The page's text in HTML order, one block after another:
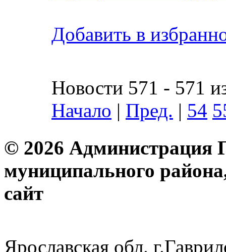
Добавить в
Новости 571 - 571
Начало | Пред. | 54
© 2026 Администрация
муниципального
Ярославская обл.